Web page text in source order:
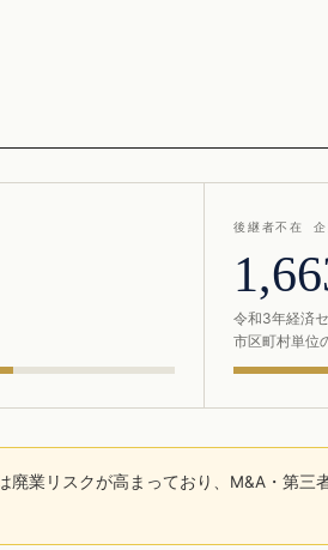
後継者不在
令和3年経済
市区町村単位
廃業リスクが高まっており、M&A・第三